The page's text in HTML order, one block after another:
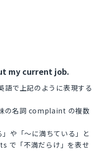
my current job.
語で上記のように表現する
の名詞 complaint の複数
や「～に満ちている」と
で「不満だらけ」を表せ